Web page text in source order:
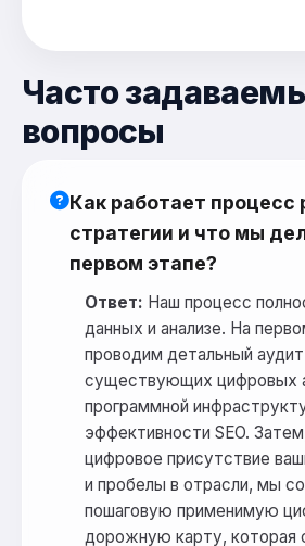
Часто
вопросы
Как работает процесс
стратегии и что мы
первом этапе?
Ответ: Наш процесс
данных и анализе. На
проводим детальный
существующих цифровых
программной
эффективности SEO.
цифровое присутствие
и пробелы в отрасли, мы
пошаговую применимую
дорожную карту, которая